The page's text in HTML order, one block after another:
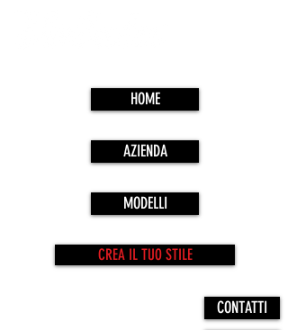
HOME
AZIENDA
MODELLI
CREA IL TUO STILE
CONTATTI